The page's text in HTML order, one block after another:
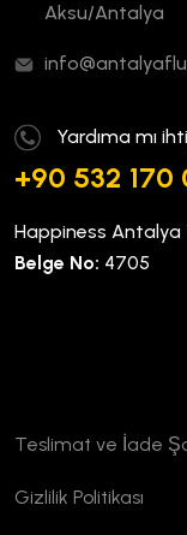
Aksu/Antalya
Yardıma mı
+90 532 170
Happiness Antalya
Belge No: 4705
Teslimat ve İade
Gizlilik Politikası